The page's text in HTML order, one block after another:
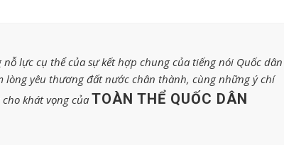
lực cụ thể của sự kết hợp chung của tiếng nói Quốc dân
yêu thương đất nước chân thành, cùng những ý chí
khát vọng của TOÀN THỂ QUỐC DÂN